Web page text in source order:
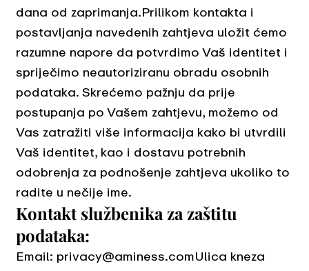
dana od zaprimanja.Prilikom kontakta i
postavljanja navedenih zahtjeva uložit ćemo
razumne napore da potvrdimo Vaš identitet i
spriječimo neautoriziranu obradu osobnih
podataka. Skrećemo pažnju da prije
postupanja po Vašem zahtjevu, možemo od
Vas zatražiti više informacija kako bi utvrdili
Vaš identitet, kao i dostavu potrebnih
odobrenja za podnošenje zahtjeva ukoliko to
radite u nečije ime.
Kontakt službenika za zaštitu
podataka:
Email: privacy@aminess.comUlica kneza